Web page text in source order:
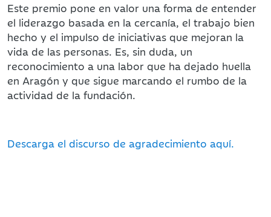
Este premio pone en valor una forma de entender
el liderazgo basada en la cercanía, el trabajo bien
hecho y el impulso de iniciativas que mejoran la
vida de las personas. Es, sin duda, un
reconocimiento a una labor que ha dejado huella
en Aragón y que sigue marcando el rumbo de la
actividad de la fundación.
Descarga el discurso de agradecimiento aquí.